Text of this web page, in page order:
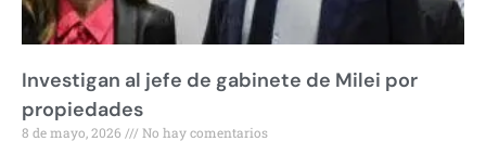
Investigan al jefe de gabinete de Milei por
propiedades
8 de mayo, 2026 No hay comentarios